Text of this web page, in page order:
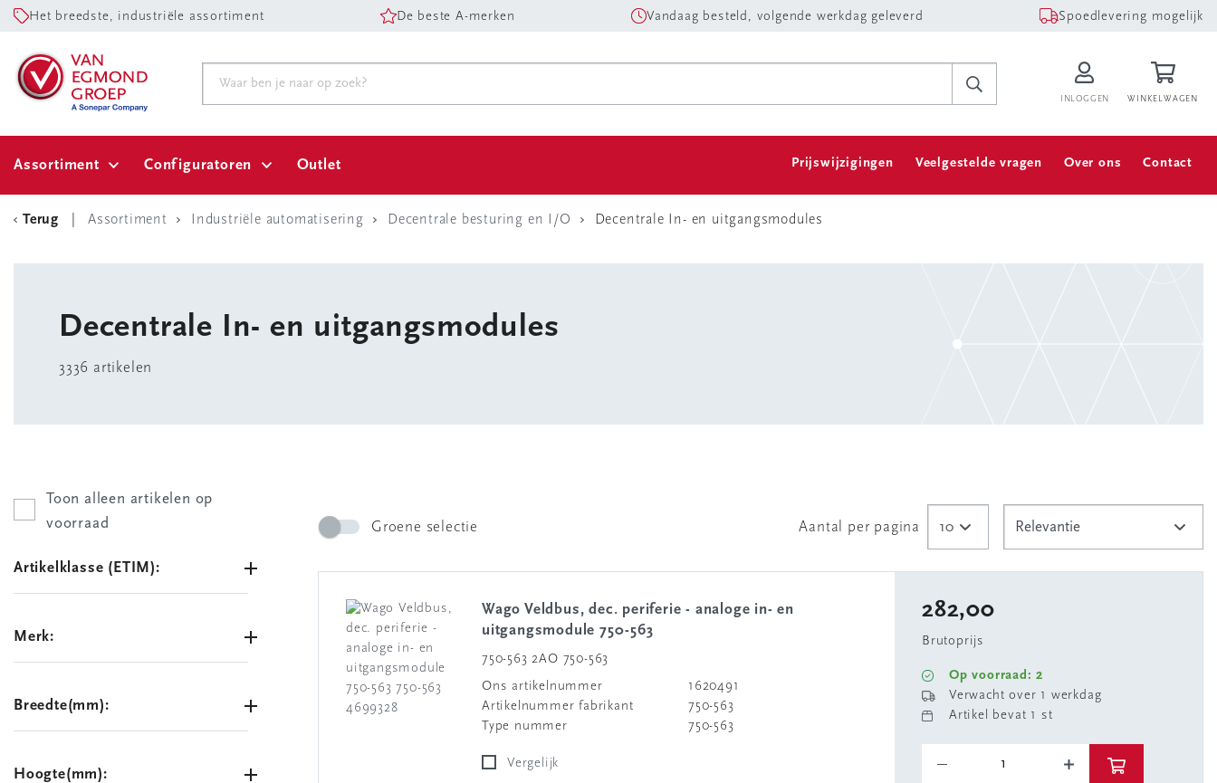
Het breedste, industriële assortiment De beste A-merken Vandaag besteld, volgende werkdag geleverd Spoedlevering mogelijk
INLOGGEN WINKELWAGEN
Assortiment Configuratoren Outlet Prijswijzigingen Veelgestelde vragen Over ons Contact
Terug Assortiment Industriële automatisering Decentrale besturing en I/O Decentrale In- en uitgangsmodules
Decentrale In- en uitgangsmodules
3336 artikelen
Toon alleen artikelen op
voorraad
Artikelklasse (ETIM):
Merk:
Breedte(mm):
Hoogte(mm):
Groene selectie Aantal per pagina
Wago Veldbus, dec. periferie - analoge in- en
uitgangsmodule 750-563
750-563 2AO 750-563
Ons artikelnummer
1620491
Artikelnummer fabrikant
750-563
Type nummer
750-563
Vergelijk
282,00
Brutoprijs
Op voorraad: 2
Verwacht over 1 werkdag
Artikel bevat 1 st